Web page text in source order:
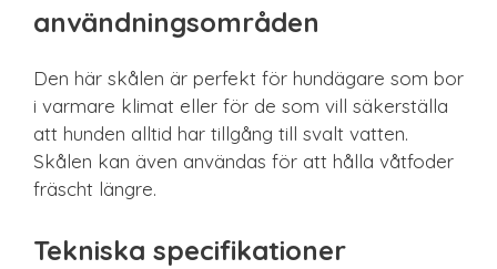
användningsområden
Den här skålen är perfekt för hundägare som bor
i varmare klimat eller för de som vill säkerställa
att hunden alltid har tillgång till svalt vatten.
Skålen kan även användas för att hålla våtfoder
fräscht längre.
Tekniska specifikationer